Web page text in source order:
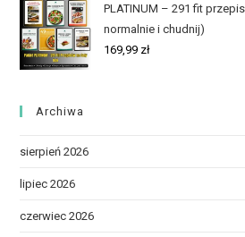
PLATINUM – 291 fit
normalnie i chudnij)
169,99 zł
Archiwa
sierpień 2026
lipiec 2026
czerwiec 2026